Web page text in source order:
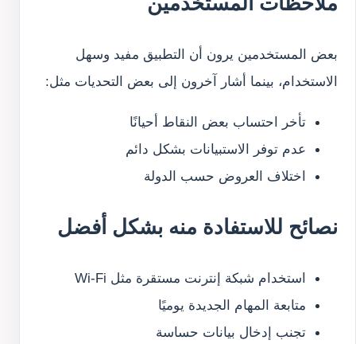
بعض المستخدمين يرون أن التطبيق مفيد وسهل
الاستخدام، بينما أشار آخرون إلى بعض التحديات مثل:
تأخر احتساب بعض النقاط أحيانًا
عدم توفر الاستبيانات بشكل دائم
اختلاف العروض حسب الدولة
نصائح للاستفادة منه بشكل أفضل
استخدام شبكة إنترنت مستقرة مثل Wi-Fi
متابعة المهام الجديدة يوميًا
تجنب إدخال بيانات حساسة